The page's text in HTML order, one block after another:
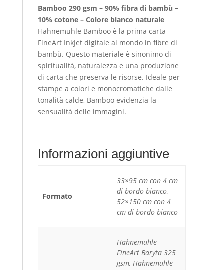
Bamboo 290 gsm – 90% fibra di bambù –
10% cotone – Colore bianco naturale
Hahnemühle Bamboo è la prima carta
FineArt InkJet digitale al mondo in fibre di
bambù. Questo materiale è sinonimo di
spiritualità, naturalezza e una produzione
di carta che preserva le risorse. Ideale per
stampe a colori e monocromatiche dalle
tonalità calde, Bamboo evidenzia la
sensualità delle immagini.
Informazioni aggiuntive
Formato
33×95 cm con 4 cm
di bordo bianco,
52×150 cm con 4
cm di bordo bianco
Hahnemühle
FineArt Baryta 325
gsm, Hahnemühle